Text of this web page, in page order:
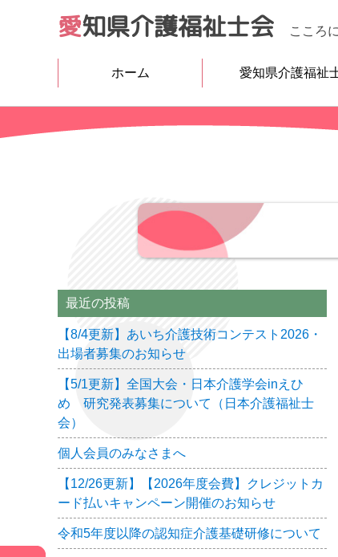
愛知県介護福祉士会 こころ
ホーム 愛知県介護福祉
ご挨拶
倫理綱領
生涯研修制度
事業計画
アクセス
最近の投稿
【8/4更新】あいち介護技術コンテスト2026・
出場者募集のお知らせ
【5/1更新】全国大会・日本介護学会inえひ
め 研究発表募集について（日本介護福祉士
会）
個人会員のみなさまへ
【12/26更新】【2026年度会費】クレジットカ
ード払いキャンペーン開催のお知らせ
令和5年度以降の認知症介護基礎研修について